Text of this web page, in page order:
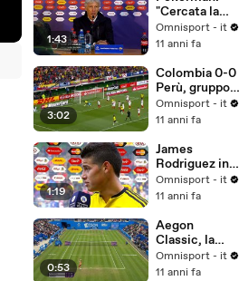
1:43
"Cercata la
vittoria in
ogni modo"
Omnisport - it
11 anni fa
3:02
Colombia 0-0
Perù, gruppo
C
Omnisport - it
11 anni fa
1:19
James
Rodriguez in
lacrime dopo
lo 0-0 con il
Omnisport - it
11 anni fa
0:53
Aegon
Classic, la
Kerber trionfa
sulla Pliskova
Omnisport - it
11 anni fa